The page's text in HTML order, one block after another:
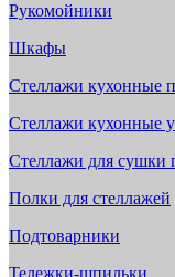
Рукомойники
Шкафы
Стеллажи кухонные
Стеллажи кухонные
Стеллажи для сушки
Полки для стеллажей
Подтоварники
Тележки-шпильки